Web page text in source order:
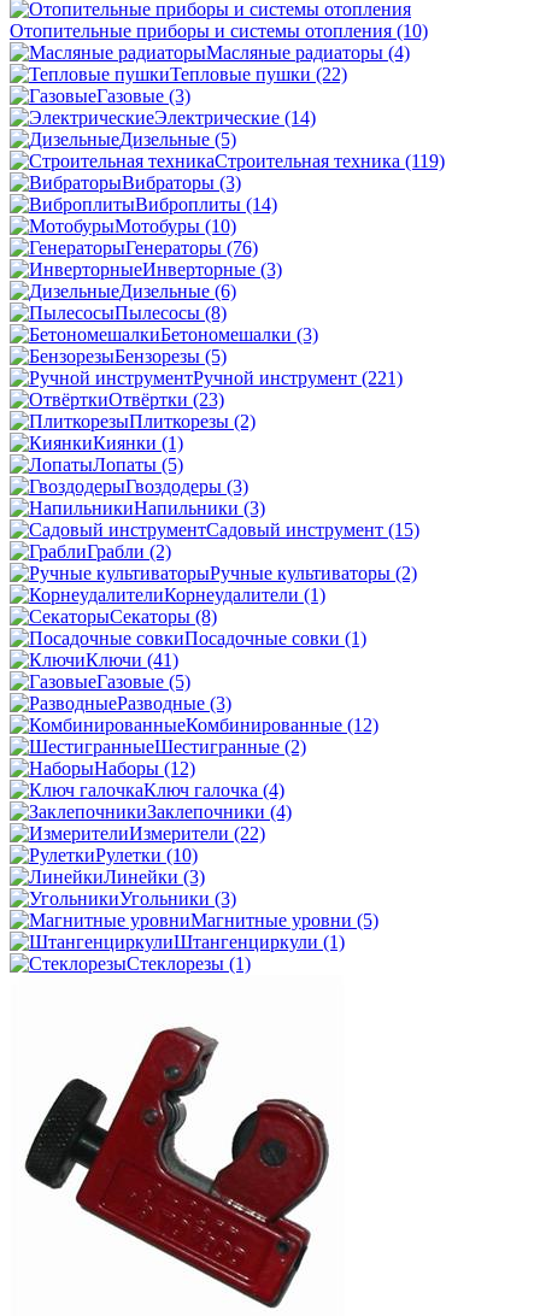
Отопительные приборы и системы отопления (10)
Масляные радиаторы (4)
Тепловые пушки (22)
Газовые (3)
Электрические (14)
Дизельные (5)
Строительная техника (119)
Вибраторы (3)
Виброплиты (14)
Мотобуры (10)
Генераторы (76)
Инверторные (3)
Дизельные (6)
Пылесосы (8)
Бетономешалки (3)
Бензорезы (5)
Ручной инструмент (221)
Отвёртки (23)
Плиткорезы (2)
Киянки (1)
Лопаты (5)
Гвоздодеры (3)
Напильники (3)
Садовый инструмент (15)
Грабли (2)
Ручные культиваторы (2)
Корнеудалители (1)
Секаторы (8)
Посадочные совки (1)
Ключи (41)
Газовые (5)
Разводные (3)
Комбинированные (12)
Шестигранные (2)
Наборы (12)
Ключ галочка (4)
Заклепочники (4)
Измерители (22)
Рулетки (10)
Линейки (3)
Угольники (3)
Магнитные уровни (5)
Штангенциркули (1)
Стеклорезы (1)